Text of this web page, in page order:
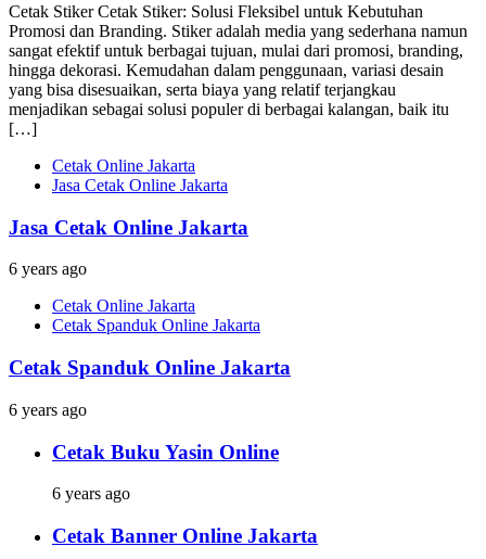
Cetak Stiker Cetak Stiker: Solusi Fleksibel untuk Kebutuhan
Promosi dan Branding. Stiker adalah media yang sederhana namun
sangat efektif untuk berbagai tujuan, mulai dari promosi, branding,
hingga dekorasi. Kemudahan dalam penggunaan, variasi desain
yang bisa disesuaikan, serta biaya yang relatif terjangkau
menjadikan sebagai solusi populer di berbagai kalangan, baik itu
[…]
Cetak Online Jakarta
Jasa Cetak Online Jakarta
Jasa Cetak Online Jakarta
6 years ago
Cetak Online Jakarta
Cetak Spanduk Online Jakarta
Cetak Spanduk Online Jakarta
6 years ago
Cetak Buku Yasin Online
6 years ago
Cetak Banner Online Jakarta